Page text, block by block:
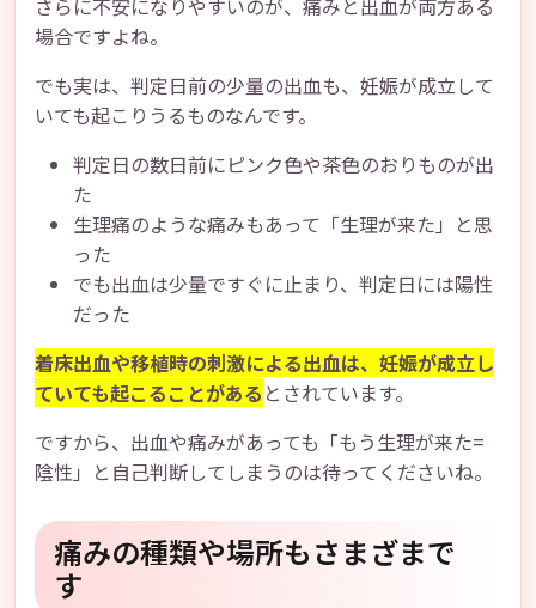
さらに不安になりやすいのが、痛みと出血が両方ある
場合ですよね。
でも実は、判定日前の少量の出血も、妊娠が成立して
いても起こりうるものなんです。
判定日の数日前にピンク色や茶色のおりものが出
た
生理痛のような痛みもあって「生理が来た」と思
った
でも出血は少量ですぐに止まり、判定日には陽性
だった
着床出血や移植時の刺激による出血は、妊娠が成立し
ていても起こることがある とされています。
ですから、出血や痛みがあっても「もう生理が来た=
陰性」と自己判断してしまうのは待ってくださいね。
痛みの種類や場所もさまざまで
す